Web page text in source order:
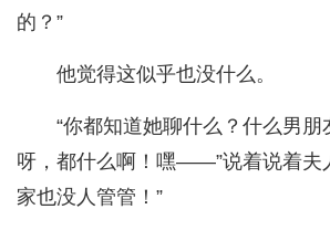
的？”
他觉得这似乎也没什么。
“你都知道她聊什么？什么男朋
呀，都什么啊！嘿——”说着说着夫
家也没人管管！”